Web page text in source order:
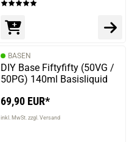
BASEN
DIY Base Fiftyfifty (50VG /
50PG) 140ml Basisliquid
69,90 EUR*
inkl. MwSt. zzgl. Versand